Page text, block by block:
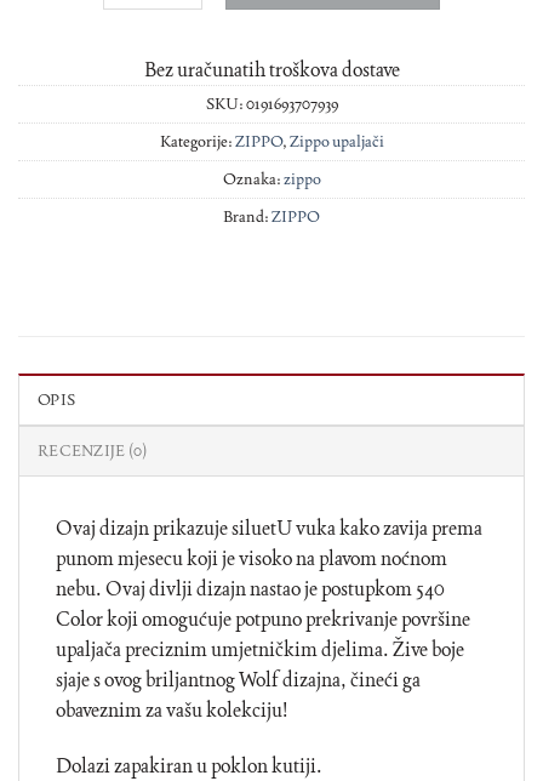
Bez uračunatih troškova dostave
SKU:0191693707939
Kategorije:ZIPPO,Zippo upaljači
Oznaka:zippo
Brand:ZIPPO
OPIS
RECENZIJE (0)
Ovaj dizajn prikazuje siluetU vuka kako zavija prema
punom mjesecu koji je visoko na plavom noćnom
nebu. Ovaj divlji dizajn nastao je postupkom 540
Color koji omogućuje potpuno prekrivanje površine
upaljača preciznim umjetničkim djelima. Žive boje
sjaje s ovog briljantnog Wolf dizajna, čineći ga
obaveznim za vašu kolekciju!
Dolazi zapakiran u poklon kutiji.